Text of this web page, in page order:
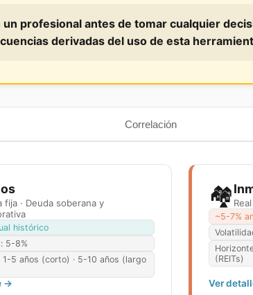
profesional antes de tomar cualquier
derivadas del uso de esta
Correlación
fija · Deuda soberana y
histórico
5-8%
1-5 años (corto) · 5-10 años (largo
→
🏘️
~5-7%
(REITs)
Ver